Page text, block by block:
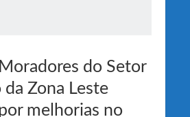
do Setor
da Zona Leste
melhorias no